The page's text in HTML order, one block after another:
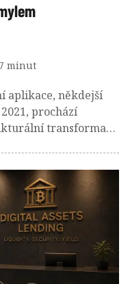
7 minut
aplikace, někdejší
prochází
transformací.
pro
aktiva.
fascinující
sice zaznamenala
akcií Apple
mánie